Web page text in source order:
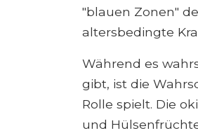
"blauen Zonen"
altersbedingte
Während es
gibt, ist die
Rolle spielt. Die
und